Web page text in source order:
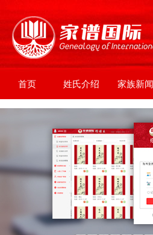
首页 姓氏介绍 家族新闻